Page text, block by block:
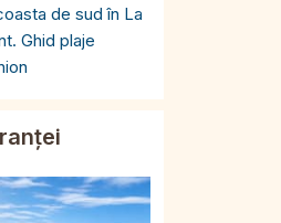
de sud în La
Ghid plaje